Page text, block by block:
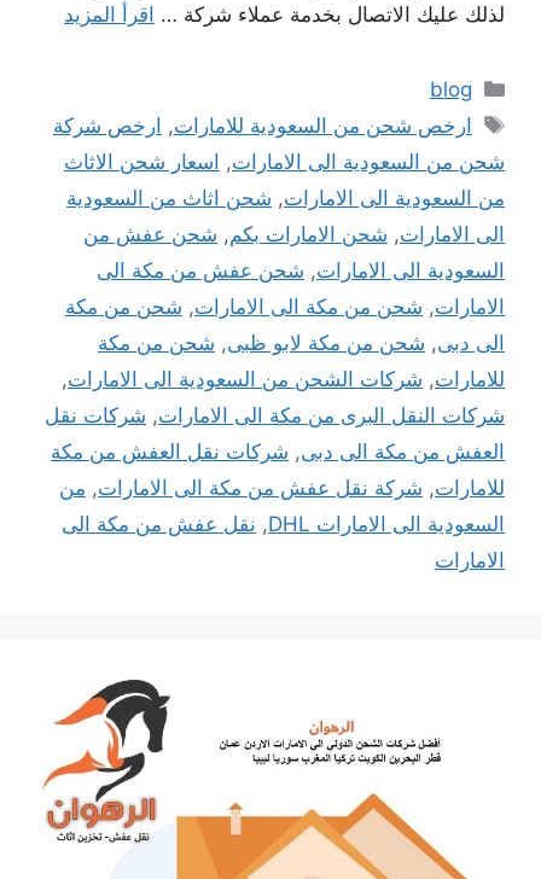
لذلك عليك الاتصال بخدمة عملاء شركة … اقرأ المزيد
التصنيفات
blog
الوسوم
ارخص شحن من السعودية للامارات, ارخص شركة
شحن من السعودية الى الامارات, اسعار شحن الاثاث
من السعودية الى الامارات, شحن اثاث من السعودية
الى الامارات, شحن الامارات بكم, شحن عفش من
السعودية الى الامارات, شحن عفش من مكة الى
الامارات, شحن من مكة الى الامارات, شحن من مكة
الى دبى, شحن من مكة لابو ظبى, شحن من مكة
للامارات, شركات الشحن من السعودية الى الامارات,
شركات النقل البرى من مكة الى الامارات, شركات نقل
العفش من مكة الى دبى, شركات نقل العفش من مكة
للامارات, شركة نقل عفش من مكة الى الامارات, من
السعودية الى الامارات DHL
, نقل عفش من مكة الى
الامارات